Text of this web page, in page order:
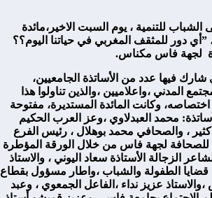
للتنمية ، يوم السبت الاخير،مائدة
دور للمثقف المغربي في حياتنا اليوم؟؟
لجهة فاس مكناس.
فيها عدد من الأساتذة الجامعيين،
المدني ،واعلاميين ،والذين تناولوا هذا
وكانت المائدة المستديرة، مفتوحة
محمد العبدلاوي ،وعز العرب الحكيم
كثير ، والصحافي محمد بوهلال ، رئيس الفرع
للصحافة لجهة فاس من خلال الورقة المؤطرة
الزجالة الأستاذة سعاد اليوني ، والاستاذ
الطفولة والشباب ،واطار مسؤول بقطاع
عزيز نداء ،الفاعل الجمعوي ، وعبد